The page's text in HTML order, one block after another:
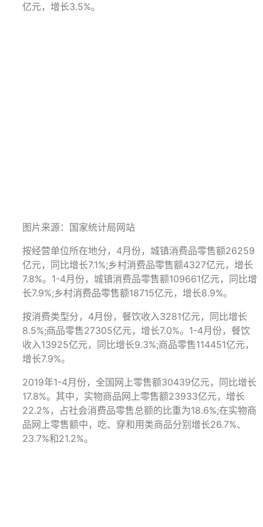
亿元，增长3.5%。
图片来源：国家统计局网站
按经营单位所在地分，4月份，城镇消费品零售额26259
亿元，同比增长7.1%;乡村消费品零售额4327亿元，增长
7.8%。1-4月份，城镇消费品零售额109661亿元，同比增
长7.9%;乡村消费品零售额18715亿元，增长8.9%。
按消费类型分，4月份，餐饮收入3281亿元，同比增长
8.5%;商品零售27305亿元，增长7.0%。1-4月份，餐饮
收入13925亿元，同比增长9.3%;商品零售114451亿元，
增长7.9%。
2019年1-4月份，全国网上零售额30439亿元，同比增长
17.8%。其中，实物商品网上零售额23933亿元，增长
22.2%，占社会消费品零售总额的比重为18.6%;在实物商
品网上零售额中，吃、穿和用类商品分别增长26.7%、
23.7%和21.2%。